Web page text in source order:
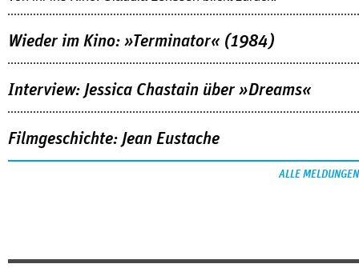
Wieder im Kino: »Terminator« (1984)
Interview: Jessica Chastain über »Dreams«
Filmgeschichte: Jean Eustache
ALLE MELDUNGEN